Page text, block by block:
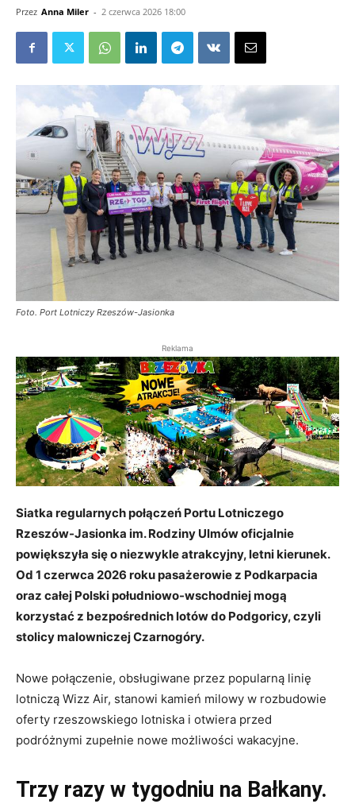
Przez Anna Miler - 2 czerwca 2026 18:00
Foto. Port Lotniczy Rzeszów-Jasionka
Reklama
Siatka regularnych połączeń Portu Lotniczego
Rzeszów-Jasionka im. Rodziny Ulmów oficjalnie
powiększyła się o niezwykle atrakcyjny, letni kierunek.
Od 1 czerwca 2026 roku pasażerowie z Podkarpacia
oraz całej Polski południowo-wschodniej mogą
korzystać z bezpośrednich lotów do Podgoricy, czyli
stolicy malowniczej Czarnogóry.
Nowe połączenie, obsługiwane przez popularną linię
lotniczą Wizz Air, stanowi kamień milowy w rozbudowie
oferty rzeszowskiego lotniska i otwiera przed
podróżnymi zupełnie nowe możliwości wakacyjne.
Trzy razy w tygodniu na Bałkany.